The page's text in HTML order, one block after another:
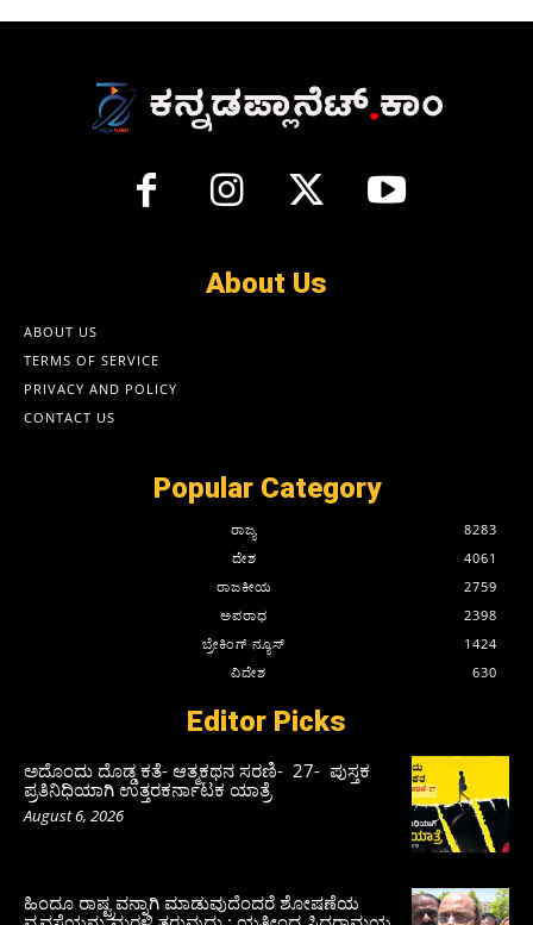
About Us
ABOUT US
TERMS OF SERVICE
PRIVACY AND POLICY
CONTACT US
Popular Category
ರಾಜ್ಯ
8283
ದೇಶ
4061
ರಾಜಕೀಯ
2759
ಅಪರಾಧ
2398
ಬ್ರೇಕಿಂಗ್ ನ್ಯೂಸ್
1424
ವಿದೇಶ
630
Editor Picks
ಅದೊಂದು ದೊಡ್ಡ ಕತೆ- ಆತ್ಮಕಥನ ಸರಣಿ- 27- ಪುಸ್ತಕ
ಪ್ರತಿನಿಧಿಯಾಗಿ ಉತ್ತರಕರ್ನಾಟಕ ಯಾತ್ರೆ
August 6, 2026
ಹಿಂದೂ ರಾಷ್ಟ್ರವನ್ನಾಗಿ ಮಾಡುವುದೆಂದರೆ ಶೋಷಣೆಯ